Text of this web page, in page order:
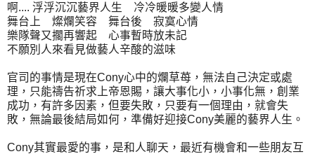
啊.... 浮浮沉沉藝界人生 冷冷暖暖多變人情
舞台上 燦爛笑容 舞台後 寂寞心情
樂隊聲又擱再響起 心事暫時放未記
不願別人來看見做藝人辛酸的滋味
官司的事情是現在Cony心中的爛草苺，無法自己決定或處
理，只能禱告祈求上帝恩賜，讓大事化小，小事化無，創業
成功，有許多因素，但要失敗，只要有一個理由，就會失
敗，無論最後結局如何，準備好迎接Cony美麗的藝界人生。
Cony其實最愛的事，是和人聊天，最近有機會和一些朋友互